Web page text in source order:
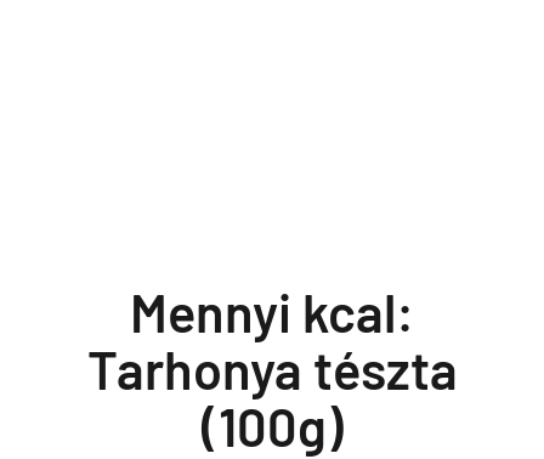
Mennyi kcal:
Tarhonya tészta
(100g)